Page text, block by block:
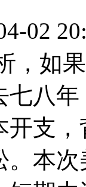
02
，如
七八
开支
。本